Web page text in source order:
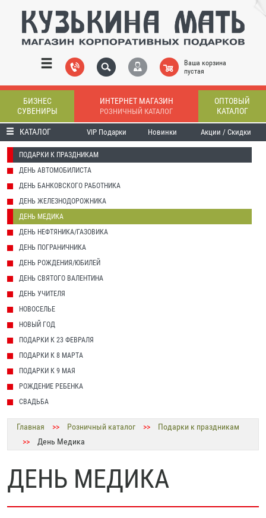
Ваша корзина
пустая
БИЗНЕС
СУВЕНИРЫ
ИНТЕРНЕТ МАГАЗИН
РОЗНИЧНЫЙ КАТАЛОГ
ОПТОВЫЙ
КАТАЛОГ
КАТАЛОГ VIP Подарки Новинки Акции / Скидки
ПОДАРКИ К ПРАЗДНИКАМ
ДЕНЬ АВТОМОБИЛИСТА
ДЕНЬ БАНКОВСКОГО РАБОТНИКА
ДЕНЬ ЖЕЛЕЗНОДОРОЖНИКА
ДЕНЬ МЕДИКА
ДЕНЬ НЕФТЯНИКА/ГАЗОВИКА
ДЕНЬ ПОГРАНИЧНИКА
ДЕНЬ РОЖДЕНИЯ/ЮБИЛЕЙ
ДЕНЬ СВЯТОГО ВАЛЕНТИНА
ДЕНЬ УЧИТЕЛЯ
НОВОСЕЛЬЕ
НОВЫЙ ГОД
ПОДАРКИ К 23 ФЕВРАЛЯ
ПОДАРКИ К 8 МАРТА
ПОДАРКИ К 9 МАЯ
РОЖДЕНИЕ РЕБЕНКА
СВАДЬБА
Главная >> Розничный каталог >>
Подарки к праздникам
>>
День Медика
ДЕНЬ МЕДИКА